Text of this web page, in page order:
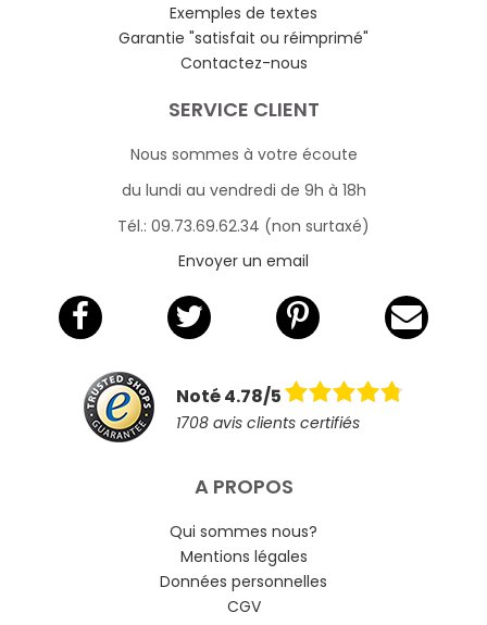
Exemples de textes
Garantie "satisfait ou réimprimé"
Contactez-nous
SERVICE CLIENT
Nous sommes à votre écoute
du lundi au vendredi de 9h à 18h
Tél.: 09.73.69.62.34 (non surtaxé)
Envoyer un email
Noté 4.78/5
1708 avis clients certifiés
A PROPOS
Qui sommes nous?
Mentions légales
Données personnelles
CGV